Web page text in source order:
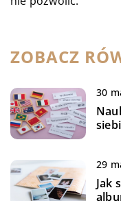
ZOBACZ
30
29
Jak